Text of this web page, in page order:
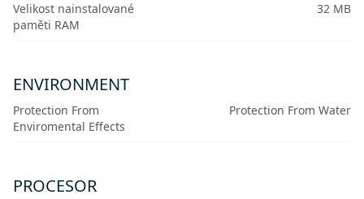
Velikost nainstalované
paměti RAM
32 MB
ENVIRONMENT
Protection From
Enviromental Effects
Protection From Water
PROCESOR